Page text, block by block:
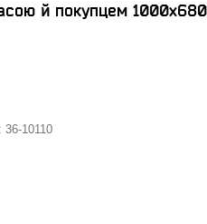
й покупцем
36-10110